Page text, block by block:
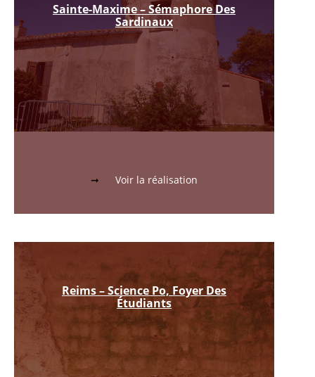
Sainte-Maxime – Sémaphore Des
Sardinaux
Voir la réalisation
Reims – Science Po, Foyer Des
Étudiants